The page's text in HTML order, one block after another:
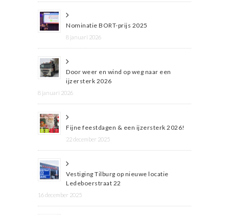
Nominatie BORT-prijs 2025
8 januari 2026
Door weer en wind op weg naar een
ijzersterk 2026
8 januari 2026
Fijne feestdagen & een ijzersterk 2026!
22 december 2025
Vestiging Tilburg op nieuwe locatie
Ledeboerstraat 22
16 december 2025